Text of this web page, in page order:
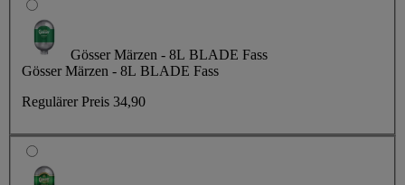
Gösser Märzen - 8L BLADE Fass
Gösser Märzen - 8L BLADE Fass
Regulärer Preis 34,90